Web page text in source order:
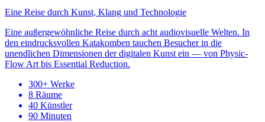
Eine Reise durch Kunst, Klang und Technologie
Eine außergewöhnliche Reise durch acht audiovisuelle Welten. In
den eindrucksvollen Katakomben tauchen Besucher in die
unendlichen Dimensionen der digitalen Kunst ein — von Physic-
Flow Art bis Essential Reduction.
300+ Werke
8 Räume
40 Künstler
90 Minuten